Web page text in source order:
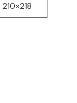
210×218